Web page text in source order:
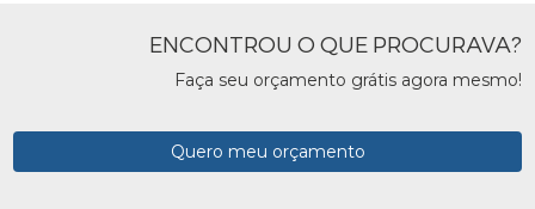
ENCONTROU O QUE PROCURAVA?
Faça seu orçamento grátis agora mesmo!
Quero meu orçamento